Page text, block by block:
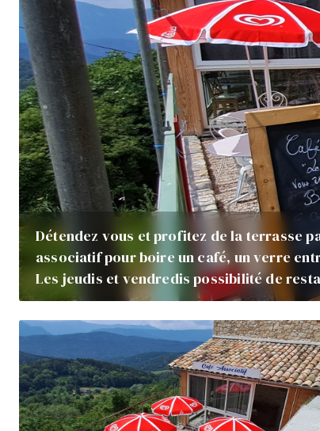
Détendez vous et profitez de la terrasse
associatif pour boire un café, un verre
Les jeudis et vendredis possibilité de